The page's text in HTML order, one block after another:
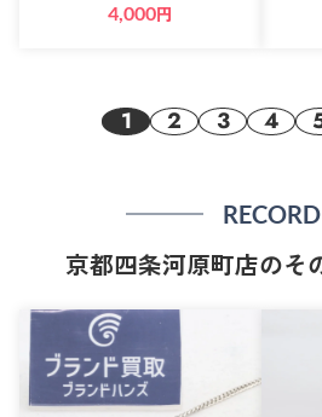
4,000円
1 2 3 4
RECORD
京都四条河原町店のそ